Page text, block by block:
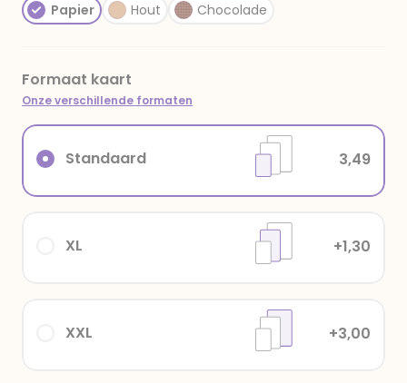
Papier Hout Chocolade
Formaat kaart
Onze verschillende formaten
XXL +3,00
XL +1,30
Standaard 3,49